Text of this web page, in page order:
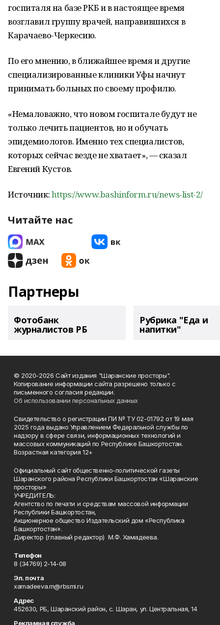
госпиталя на базе РКБ и в настоящее время
возглавил группу врачей, направившихся в
Карачаево-Черкесию.
По его мнению, в ближайшее время и другие
специализированные клиники Уфы начнут
принимать больных по своему профилю.
«Немаловажно, что новом госпитале будут не
только лечить пациентов, но и обучать
эпидемиологов. Именно тех специалистов,
которых сейчас везде не хватает», — сказал
Евгений Кустов.
Источник:https://www.bashinform.ru/news-list-2/
Читайте нас
Партнеры
Фотобанк
журналистов РБ
Рубрика "Еда и
напитки"
© 2020-2026 Сайт издания "Шаранские просторы".
Копирование информации сайта разрешено только с
письменного согласия редакции.
Об использовании персональных данных
Свидетельство о регистрации ПИ № ТУ 02-01792 от 19 мая
2025 года выдано Управлением Федеральной службы по
надзору в сфере связи, информационных технологий и
массовых коммуникаций по Республике Башкортостан.
Возрастная категория 12+
Официальный сайт общественно-политической газеты
Шаранского района Республики Башкортостан «Шаранские
просторы»
УЧРЕДИТЕЛЬ:
Агентство по печати и средствам массовой информации
Республики Башкортостан,
Акционерное общество Издательский дом «Республика
Башкортостан».
Директор (главный редактор) М.Ф. Хамадеева.
Телефон
8 (34769) 2-14-08
Эл. почта
xamadeeva.m@rbsmi.ru
Адрес
452630, РБ, Шаранский район, с. Шаран, ул. Центральная, 14
Рекламная служба